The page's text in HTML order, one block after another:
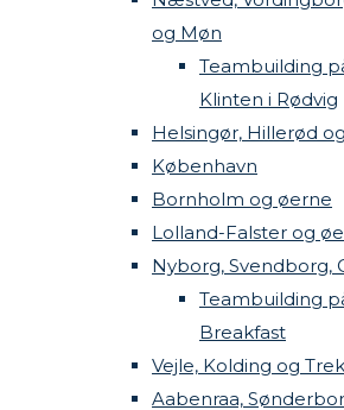
og Møn
Teambuilding
Klinten i Rødvig
Helsingør, Hillerød
København
Bornholm og øerne
Lolland-Falster og
Nyborg, Svendborg,
Teambuilding
Breakfast
Vejle, Kolding og
Aabenraa,